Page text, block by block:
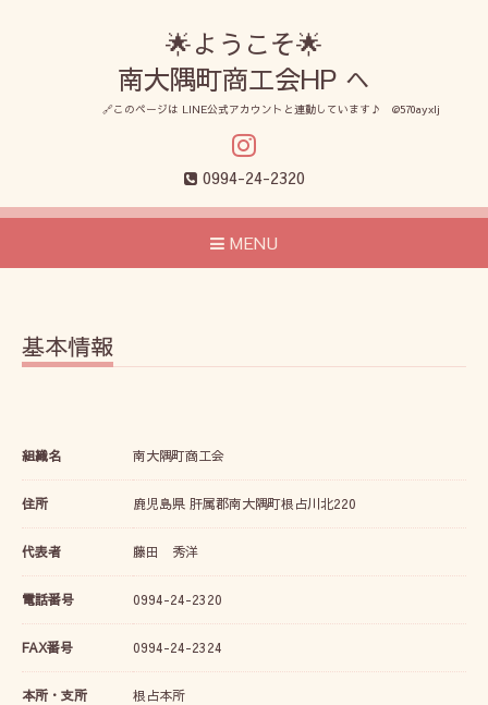
🌟ようこそ🌟
南大隅町商工会HP へ
🔗このページは LINE公式アカウントと連動しています♪ @570ayxlj
0994-24-2320
MENU
基本情報
組織名 南大隅町商工会
住所 鹿児島県 肝属郡南大隅町根占川北220
代表者 藤田 秀洋
電話番号 0994-24-2320
FAX番号 0994-24-2324
本所・支所
根占本所